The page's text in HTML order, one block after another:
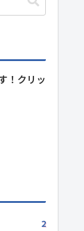
！クリッ
2